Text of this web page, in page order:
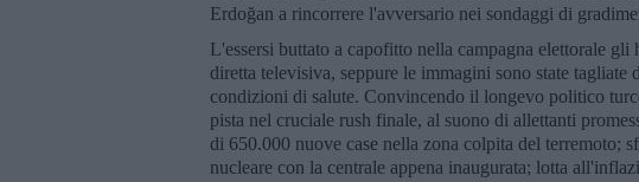
Erdoğan a rincorrere l'avversario nei sondaggi di
L'essersi buttato a capofitto nella campagna elettorale
diretta televisiva, seppure le immagini sono state tagliate
condizioni di salute. Convincendo il longevo politico
pista nel cruciale rush finale, al suono di allettanti
di 650.000 nuove case nella zona colpita del terremoto;
nucleare con la centrale appena inaugurata; lotta